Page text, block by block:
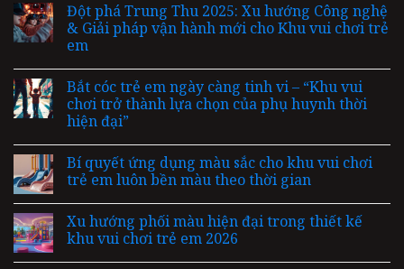
Đột phá Trung Thu 2025: Xu hướng Công nghệ
& Giải pháp vận hành mới cho Khu vui chơi trẻ
em
Bắt cóc trẻ em ngày càng tinh vi – “Khu vui
chơi trở thành lựa chọn của phụ huynh thời
hiện đại”
Bí quyết ứng dụng màu sắc cho khu vui chơi
trẻ em luôn bền màu theo thời gian
Xu hướng phối màu hiện đại trong thiết kế
khu vui chơi trẻ em 2026